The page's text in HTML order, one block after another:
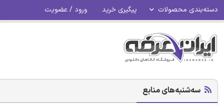
دسته‌بندی محصولات پیگیری خرید ورود / عضویت
سه‌شنبه‌های منابع